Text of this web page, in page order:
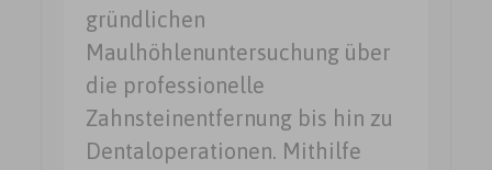
gründlichen
Maulhöhlenuntersuchung über
die professionelle
Zahnsteinentfernung bis hin zu
Dentaloperationen. Mithilfe